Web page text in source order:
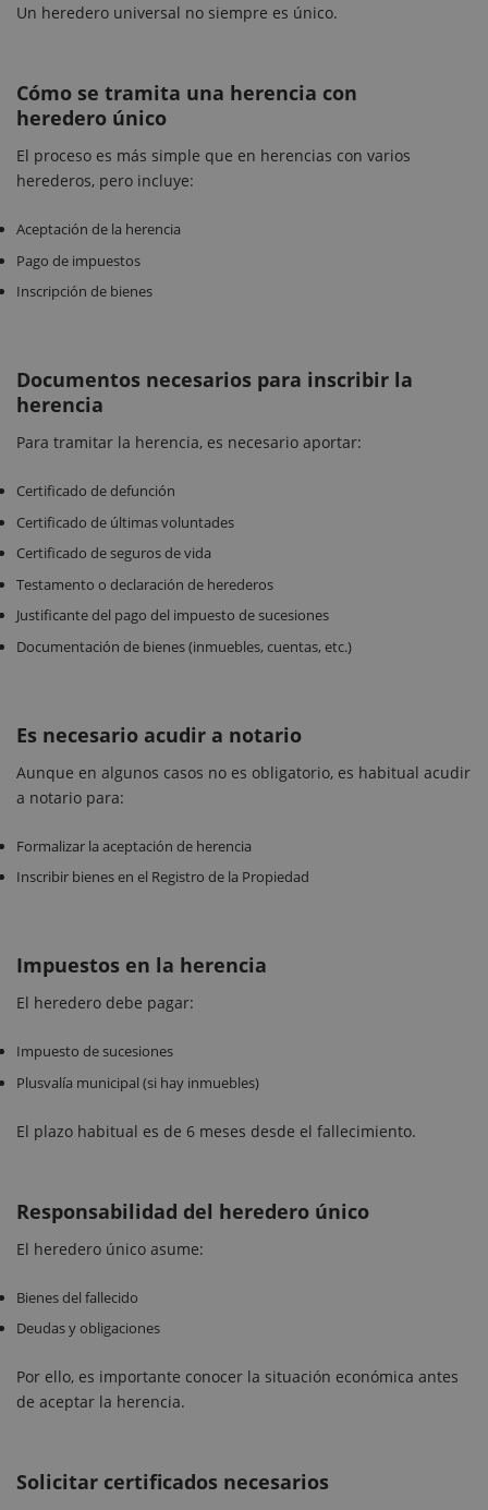
Un heredero universal no siempre es único.
Cómo se tramita una herencia con
heredero único
El proceso es más simple que en herencias con varios
herederos, pero incluye:
Aceptación de la herencia
Pago de impuestos
Inscripción de bienes
Documentos necesarios para inscribir la
herencia
Para tramitar la herencia, es necesario aportar:
Certificado de defunción
Certificado de últimas voluntades
Certificado de seguros de vida
Testamento o declaración de herederos
Justificante del pago del impuesto de sucesiones
Documentación de bienes (inmuebles, cuentas, etc.)
Es necesario acudir a notario
Aunque en algunos casos no es obligatorio, es habitual acudir
a notario para:
Formalizar la aceptación de herencia
Inscribir bienes en el Registro de la Propiedad
Impuestos en la herencia
El heredero debe pagar:
Impuesto de sucesiones
Plusvalía municipal (si hay inmuebles)
El plazo habitual es de 6 meses desde el fallecimiento.
Responsabilidad del heredero único
El heredero único asume:
Bienes del fallecido
Deudas y obligaciones
Por ello, es importante conocer la situación económica antes
de aceptar la herencia.
Solicitar certificados necesarios